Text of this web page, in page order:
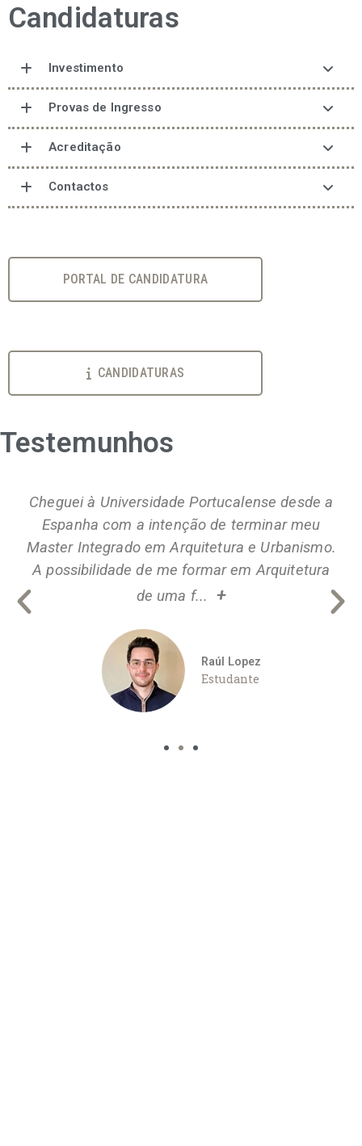
Candidaturas
Investimento
Provas de Ingresso
Acreditação
Contactos
PORTAL DE CANDIDATURA
CANDIDATURAS
Testemunhos
Cheguei à Universidade Portucalense desde a
Espanha com a intenção de terminar meu
Master Integrado em Arquitetura e Urbanismo.
A possibilidade de me formar em Arquitetura
de uma f... +
Raúl Lopez
Estudante